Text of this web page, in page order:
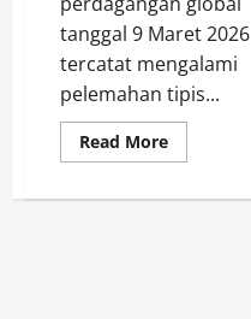
tanggal 9 Maret 2026
tercatat mengalami
pelemahan tipis...
Read MoreRead
more
Perak